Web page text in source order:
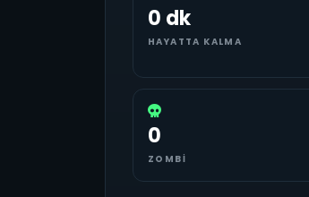
0 dk
HAYATTA KALMA
0
ZOMBI